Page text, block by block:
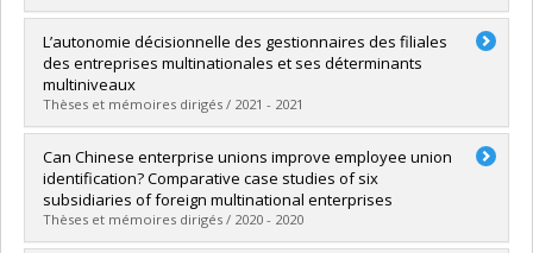
Graduate :Bujold, Éliane
Cycle :Master's
Grade :M. Sc.
Lien vers le document dans Papyrus
L’autonomie décisionnelle des gestionnaires des filiales
des entreprises multinationales et ses déterminants
multiniveaux
Thèses et mémoires dirigés / 2021 - 2021
Graduate :Turki, Sondes
Cycle :Doctoral
Grade :Ph. D.
Lien vers le document dans Papyrus
Can Chinese enterprise unions improve employee union
identification? Comparative case studies of six
subsidiaries of foreign multinational enterprises
Thèses et mémoires dirigés / 2020 - 2020